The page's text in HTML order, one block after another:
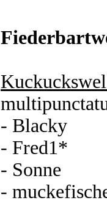
- Blacky
- Fred1*
- Sonne
-